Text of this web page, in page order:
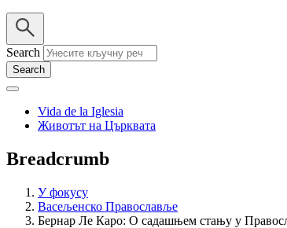
Search
Vida de la Iglesia
Животът на Църквата
Breadcrumb
У фокусу
Васељенско Православље
Бернар Ле Каро: О садашњем стању у